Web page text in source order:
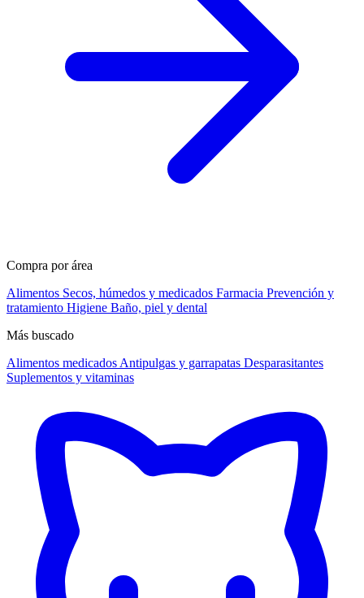
Compra por área
Alimentos Secos, húmedos y medicados Farmacia Prevención y
tratamiento Higiene Baño, piel y dental
Más buscado
Alimentos medicados Antipulgas y garrapatas Desparasitantes
Suplementos y vitaminas